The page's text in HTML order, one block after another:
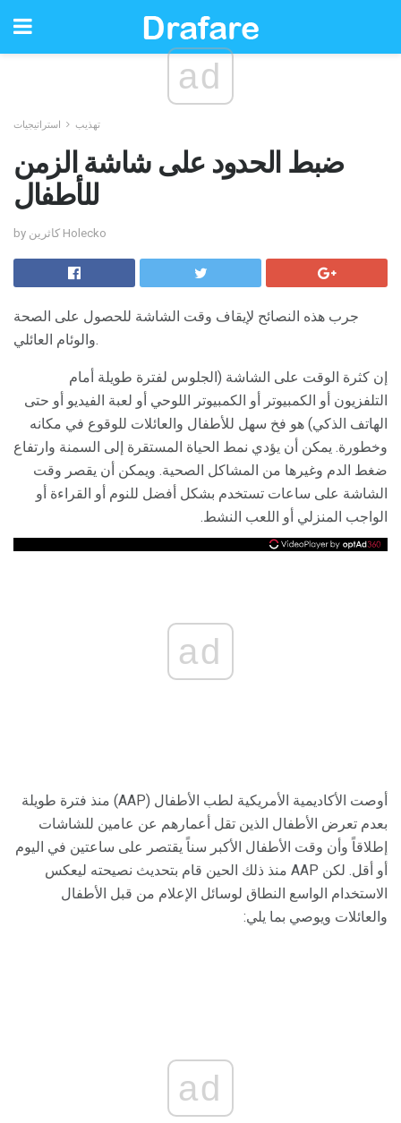
ad
تهذيب استراتيجيات
ضبط الحدود على شاشة الزمن
للأطفال
by كاثرين Holecko
جرب هذه النصائح لإيقاف وقت الشاشة للحصول على الصحة
والوئام العائلي.
إن كثرة الوقت على الشاشة (الجلوس لفترة طويلة أمام
التلفزيون أو الكمبيوتر أو الكمبيوتر اللوحي أو لعبة الفيديو أو حتى
الهاتف الذكي) هو فخ سهل للأطفال والعائلات للوقوع في مكانه
وخطورة. يمكن أن يؤدي نمط الحياة المستقرة إلى السمنة وارتفاع
ضغط الدم وغيرها من المشاكل الصحية. ويمكن أن يقصر وقت
الشاشة على ساعات تستخدم بشكل أفضل للنوم أو القراءة أو
الواجب المنزلي أو اللعب النشط.
ad
أوصت الأكاديمية الأمريكية لطب الأطفال (AAP) منذ فترة طويلة
بعدم تعرض الأطفال الذين تقل أعمارهم عن عامين للشاشات
إطلاقاً وأن وقت الأطفال الأكبر سناً يقتصر على ساعتين في اليوم
أو أقل. لكن AAP منذ ذلك الحين قام بتحديث نصيحته ليعكس
الاستخدام الواسع النطاق لوسائل الإعلام من قبل الأطفال
والعائلات ويوصي بما يلي:
ad